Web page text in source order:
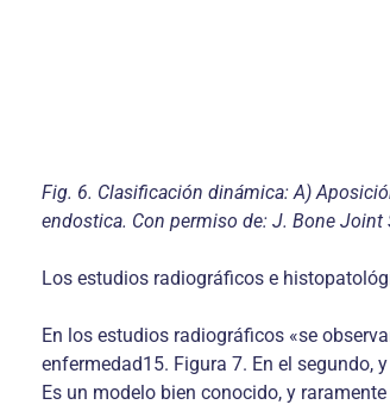
Fig. 6. Clasificación dinámica: A)
endostica. Con permiso de: J. Bone Joint
Los estudios radiográficos e
En los estudios radiográficos «se
enfermedad15. Figura 7. En el segundo,
Es un modelo bien conocido, y